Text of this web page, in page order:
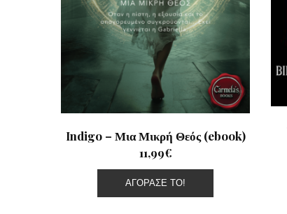
Indigo – Μια Μικρή Θεός (ebook)
11,99€
ΑΓΌΡΑΣΕ ΤΟ!